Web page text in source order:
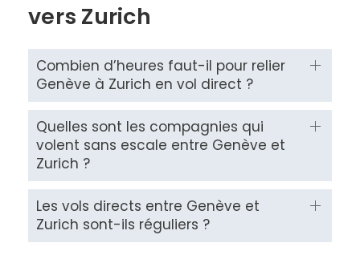
vers Zurich
Combien d’heures faut-il pour relier
Genève à Zurich en vol direct ?
Quelles sont les compagnies qui
volent sans escale entre Genève et
Zurich ?
Les vols directs entre Genève et
Zurich sont-ils réguliers ?